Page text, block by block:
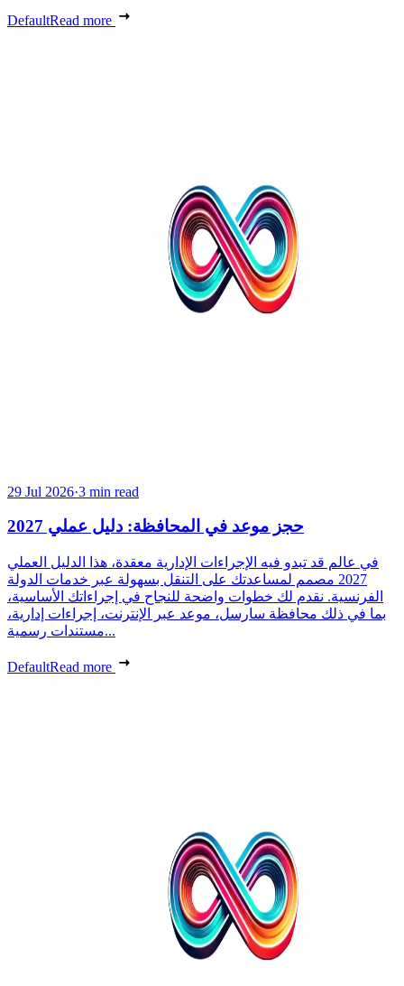
DefaultRead more
29 Jul 2026·3 min read
حجز موعد في المحافظة: دليل عملي 2027
في عالم قد تبدو فيه الإجراءات الإدارية معقدة، هذا الدليل العملي
2027 مصمم لمساعدتك على التنقل بسهولة عبر خدمات الدولة
الفرنسية. نقدم لك خطوات واضحة للنجاح في إجراءاتك الأساسية،
بما في ذلك محافظة سارسل، موعد عبر الإنترنت، إجراءات إدارية،
مستندات رسمية...
DefaultRead more